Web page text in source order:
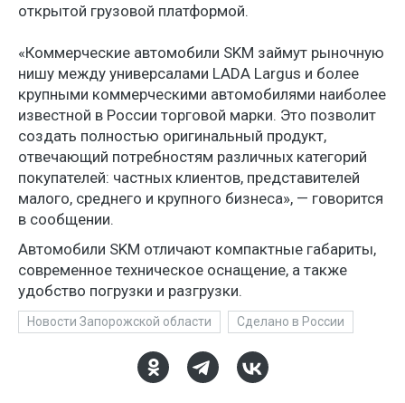
открытой грузовой платформой.
«Коммерческие автомобили SKM займут рыночную
нишу между универсалами LADA Largus и более
крупными коммерческими автомобилями наиболее
известной в России торговой марки. Это позволит
создать полностью оригинальный продукт,
отвечающий потребностям различных категорий
покупателей: частных клиентов, представителей
малого, среднего и крупного бизнеса», — говорится
в сообщении.
Автомобили SKM отличают компактные габариты,
современное техническое оснащение, а также
удобство погрузки и разгрузки.
Новости Запорожской области Сделано в России